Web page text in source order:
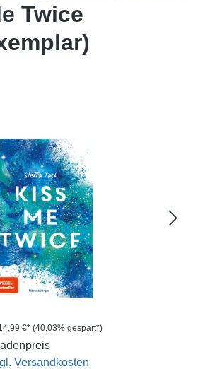
Twice
€* (40.03% gespart*)
Versandkosten